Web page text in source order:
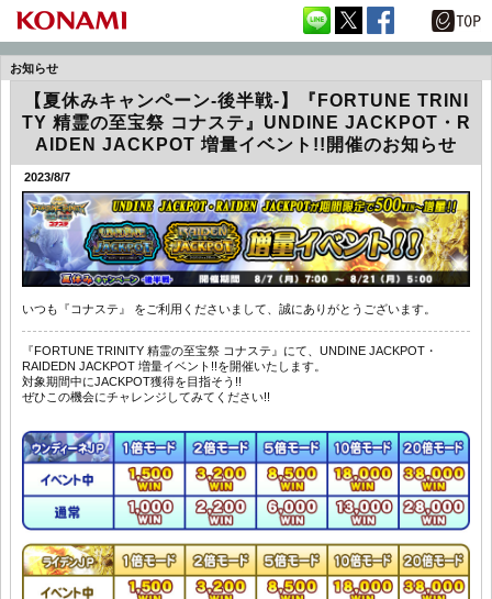
お知らせ
【夏休みキャンペーン-後半戦-】『FORTUNE TRINI
TY 精霊の至宝祭 コナステ』UNDINE JACKPOT・R
AIDEN JACKPOT 増量イベント!!開催のお知らせ
2023/8/7
いつも『コナステ』 をご利用くださいまして、誠にありがとうございます。
『FORTUNE TRINITY 精霊の至宝祭 コナステ』にて、UNDINE JACKPOT・
RAIDEDN JACKPOT 増量イベント!!を開催いたします。
対象期間中にJACKPOT獲得を目指そう!!
ぜひこの機会にチャレンジしてみてください!!